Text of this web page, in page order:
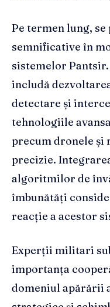
Pe termen lung,
semnificative în
sistemelor
includă
detectare și
tehnologiile
precum dronele și
precizie.
algoritmilor de
îmbunătăți
reacție a acestor
Experții militari
importanța
domeniul apărării